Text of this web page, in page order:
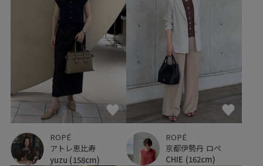
ROPÉ
アトレ恵比寿
yuzu (158cm)
ROPÉ
京都伊勢丹 ロペ
CHIE (162cm)